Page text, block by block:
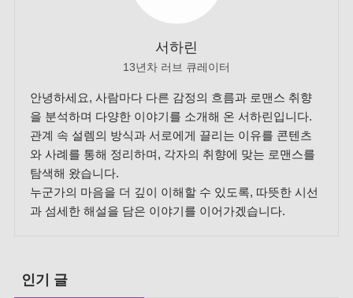
서하린
13년차 러브 큐레이터
안녕하세요, 사람마다 다른 감정의 흐름과 로맨스 취향
을 분석하며 다양한 이야기를 소개해 온 서하린입니다.
관계 속 설렘의 방식과 서로에게 끌리는 이유를 콘텐츠
와 사례를 통해 정리하며, 각자의 취향에 맞는 로맨스를
탐색해 왔습니다.
누군가의 마음을 더 깊이 이해할 수 있도록, 따뜻한 시선
과 섬세한 해설을 담은 이야기를 이어가겠습니다.
인기 글